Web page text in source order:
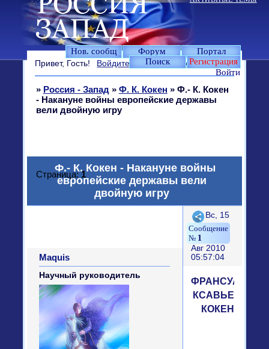
Нов. сообщ Форум
Портал
Поиск
Регистрация
Войти
Привет, Гость! Войдите илизарегистрируйтесь.
» Россия - Запад » Ф. К. Кокен » Ф.- К. Кокен
- Накануне войны европейские державы
вели двойную игру
Ф.- К. Кокен - Накануне войны
европейские державы вели
двойную игру
Страница:1
Поделиться
1
Вс, 15
Авг 2010
05:57:04
Maquis
Научный руководитель
ФРАНСУА-
КСАВЬЕ
КОКЕН